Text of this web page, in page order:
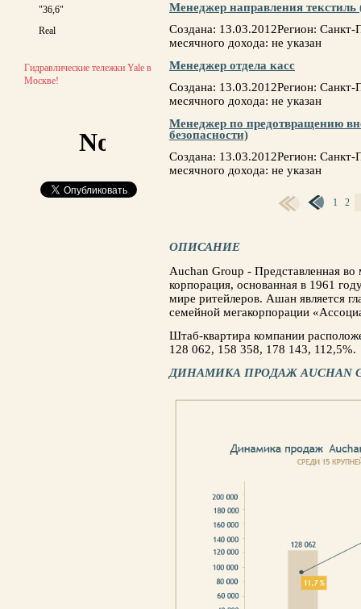
"36,6"
Real
Гидравлические тележки Yale в
Москве!
Менеджер направления текстиль
Создана: 13.03.2012Регион:
месячного дохода: не указан
Менеджер отдела касс
Создана: 13.03.2012Регион:
месячного дохода: не указан
Менеджер по предотвращению
безопасности)
Создана: 13.03.2012Регион:
месячного дохода: не указан
1 2
ОПИСАНИЕ
Auchan Group - Представленная во
корпорация, основанная в 1961
мире ритейлеров. Ашан является
семейной мегакорпорации
Штаб-квартира компании
128 062, 158 358, 178 143, 112,5%.
ДИНАМИКА ПРОДАЖ AUCHAN